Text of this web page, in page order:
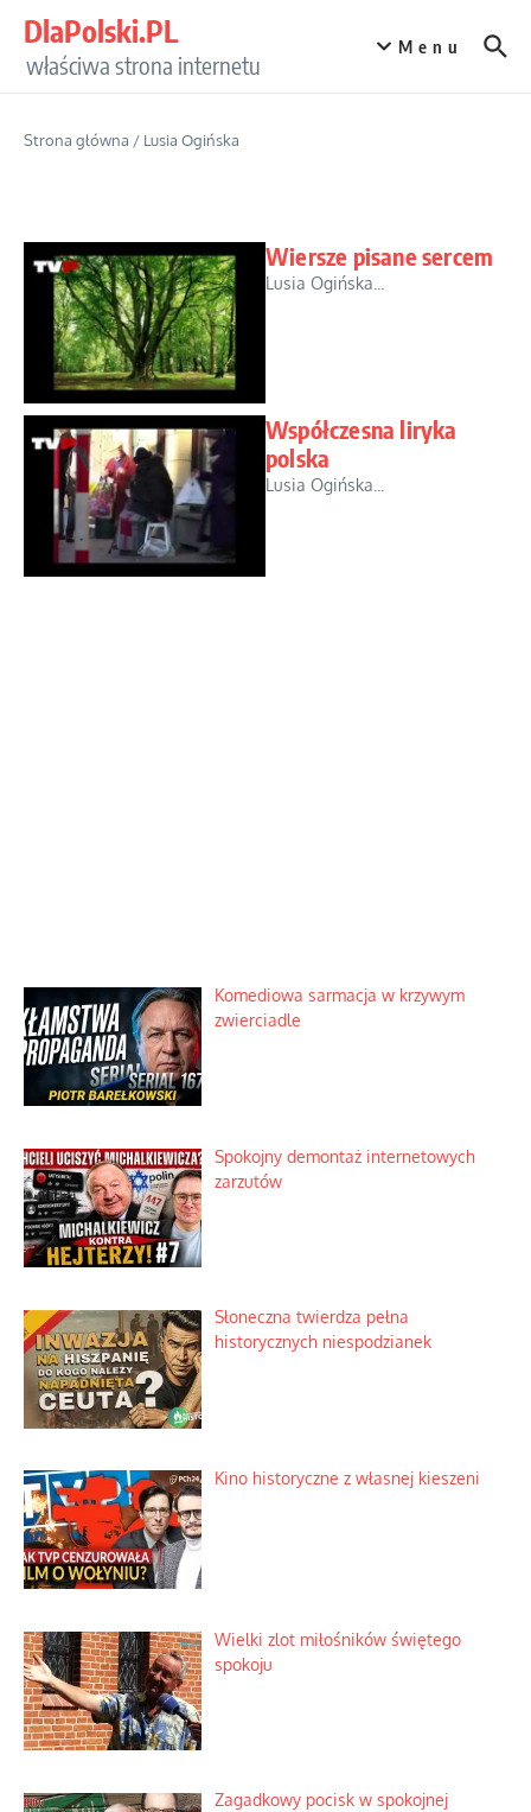
DlaPolski.PL
właściwa strona internetu
Menu
Strona główna / Lusia Ogińska
Wiersze pisane sercem
Lusia Ogińska...
Współczesna liryka
polska
Lusia Ogińska...
Komediowa sarmacja w krzywym
zwierciadle
Spokojny demontaż internetowych
zarzutów
Słoneczna twierdza pełna
historycznych niespodzianek
Kino historyczne z własnej kieszeni
Wielki zlot miłośników świętego
spokoju
Zagadkowy pocisk w spokojnej